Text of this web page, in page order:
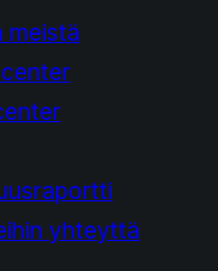
meistä
yhteyttä